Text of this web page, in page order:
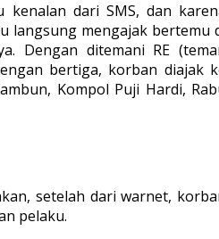
kenalan dari SMS, dan
langsung mengajak bertemu
Dengan ditemani RE
bertiga, korban diajak
Kompol Puji Hardi,
setelah dari warnet,
pelaku.